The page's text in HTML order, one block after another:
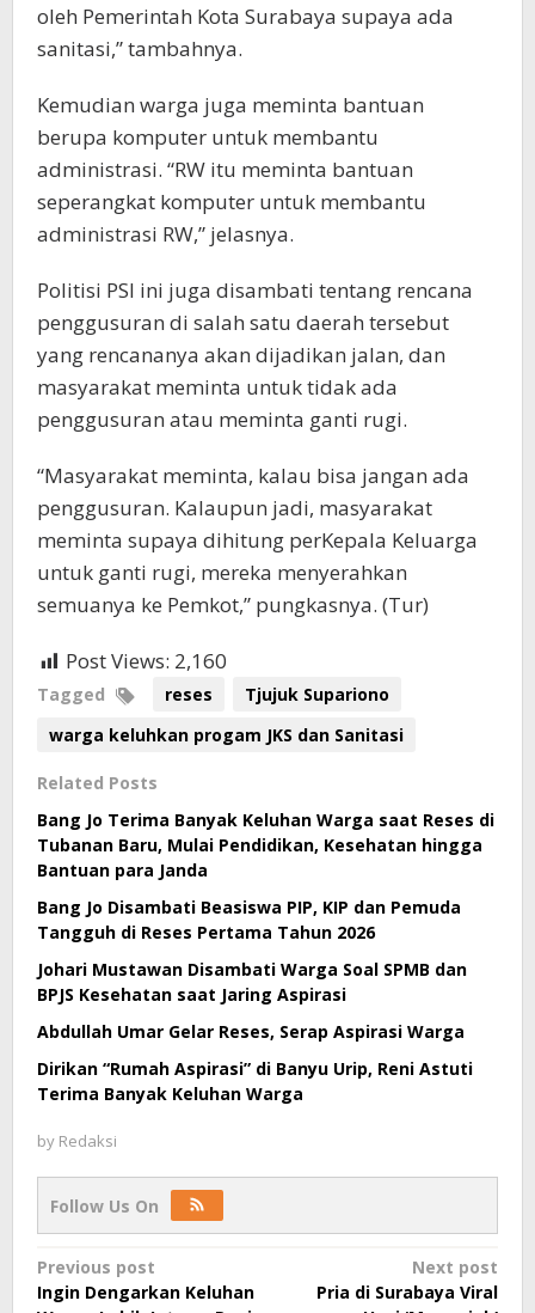
oleh Pemerintah Kota Surabaya supaya ada
sanitasi,” tambahnya.
Kemudian warga juga meminta bantuan
berupa komputer untuk membantu
administrasi. “RW itu meminta bantuan
seperangkat komputer untuk membantu
administrasi RW,” jelasnya.
Politisi PSI ini juga disambati tentang rencana
penggusuran di salah satu daerah tersebut
yang rencananya akan dijadikan jalan, dan
masyarakat meminta untuk tidak ada
penggusuran atau meminta ganti rugi.
“Masyarakat meminta, kalau bisa jangan ada
penggusuran. Kalaupun jadi, masyarakat
meminta supaya dihitung perKepala Keluarga
untuk ganti rugi, mereka menyerahkan
semuanya ke Pemkot,” pungkasnya. (Tur)
Post Views: 2,160
Tagged reses
Tjujuk Supariono
warga keluhkan progam JKS dan Sanitasi
Related Posts
Bang Jo Terima Banyak Keluhan Warga saat Reses di
Tubanan Baru, Mulai Pendidikan, Kesehatan hingga
Bantuan para Janda
Bang Jo Disambati Beasiswa PIP, KIP dan Pemuda
Tangguh di Reses Pertama Tahun 2026
Johari Mustawan Disambati Warga Soal SPMB dan
BPJS Kesehatan saat Jaring Aspirasi
Abdullah Umar Gelar Reses, Serap Aspirasi Warga
Dirikan “Rumah Aspirasi” di Banyu Urip, Reni Astuti
Terima Banyak Keluhan Warga
by Redaksi
Follow Us On
Post
Previous post
Ingin Dengarkan Keluhan
Next post
Pria di Surabaya Viral